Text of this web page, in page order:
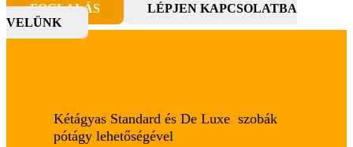
FOGLALÁS
LÉPJEN KAPCSOLATBA
VELÜNK
Kétágyas Standard és De Luxe szobák
pótágy lehetőségével